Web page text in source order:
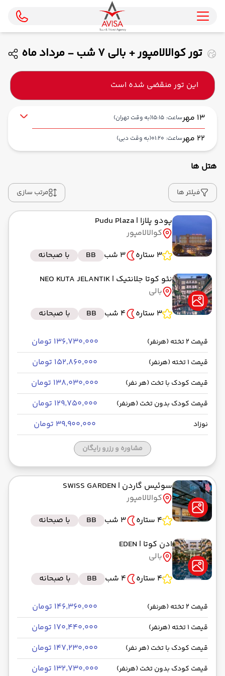
تور کوالالامپور + بالی 7 شب - مرداد ماه
1405 ( ایران ایر تور )
این تور منقضی شده است
13 مهر ساعت: 15:15 (به وقت تهران)
22 مهر ساعت: 01:20 (به وقت دبی)
حرکت از مبدا: 15:15
به فرودگاه بین‌المللی دبی DXB
رسیدن به مقصد : 17:45
فلای دبی -Economy
مدت سفر: 02:00
از فرودگاه بین‌المللی دبی DXB
حرکت از مبدا: 21:15
به فرودگاه بین‌المللی کوالالامپور KUL
رسیدن به مقصد : 08:40
امارات -Economy
مدت سفر: 07:00
از فرودگاه بین‌المللی کوالالامپور KUL
به فرودگاه بین‌المللی انگوراه رای DPS
رسیدن به مقصد : 08:40
مالزی ایر -Economy
مدت سفر: 04:00
از فرودگاه بین‌المللی انگوراه رای DPS
به فرودگاه بین‌المللی سوئکارنو-هتا CGK
رسیدن به مقصد : 18:30
از فرودگاه بین‌المللی سوئکارنو-هتا CGK
حرکت از مبدا: 17:40
هتل ها
فیلتر ها مرتب سازی
پودو پلازا | Pudu Plaza
کوالالامپور
3 ستاره
3 شب BB
با صبحانه
نئو کوتا جلانتیک | NEO KUTA JELANTIK
بالی
3 ستاره
4 شب BB با صبحانه
قیمت 2 تخته (هرنفر) ۱۳۶٬۷۳۰٬۰۰۰ تومان
قیمت 1 تخته (هرنفر) ۱۵۲٬۸۶۰٬۰۰۰ تومان
قیمت کودک با تخت (هر نفر) ۱۳۸٬۰۳۰٬۰۰۰ تومان
قیمت کودک بدون تخت (هرنفر) ۱۲۹٬۷۵۰٬۰۰۰ تومان
نوزاد ۳۹٬۹۰۰٬۰۰۰ تومان
مشاوره و رزرو رایگان
سوئیس گاردن | SWISS GARDEN
کوالالامپور
4 ستاره
3 شب BB
با صبحانه
ادن کوتا | EDEN
بالی
4 ستاره
4 شب BB با صبحانه
قیمت 2 تخته (هرنفر) ۱۴۶٬۳۶۰٬۰۰۰ تومان
قیمت 1 تخته (هرنفر) ۱۷۰٬۴۴۰٬۰۰۰ تومان
قیمت کودک با تخت (هر نفر) ۱۴۷٬۲۳۰٬۰۰۰ تومان
قیمت کودک بدون تخت (هرنفر) ۱۳۲٬۷۳۰٬۰۰۰ تومان